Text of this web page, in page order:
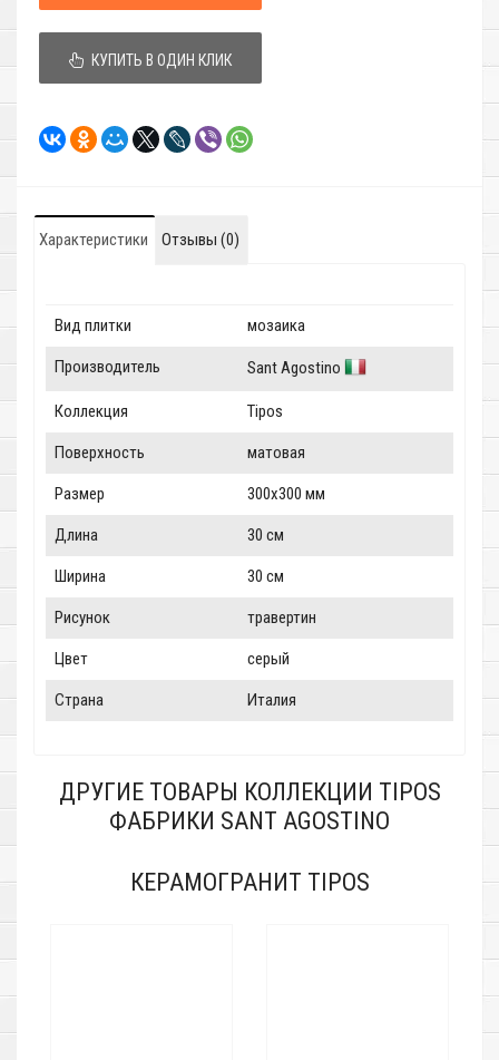
КУПИТЬ В ОДИН КЛИК
Характеристики Отзывы (0)
Вид плитки мозаика
Производитель Sant Agostino
Коллекция Tipos
Поверхность матовая
Размер 300x300 мм
Длина 30 см
Ширина 30 см
Рисунок травертин
Цвет серый
Страна Италия
ДРУГИЕ ТОВАРЫ КОЛЛЕКЦИИ TIPOS
ФАБРИКИ SANT AGOSTINO
КЕРАМОГРАНИТ TIPOS